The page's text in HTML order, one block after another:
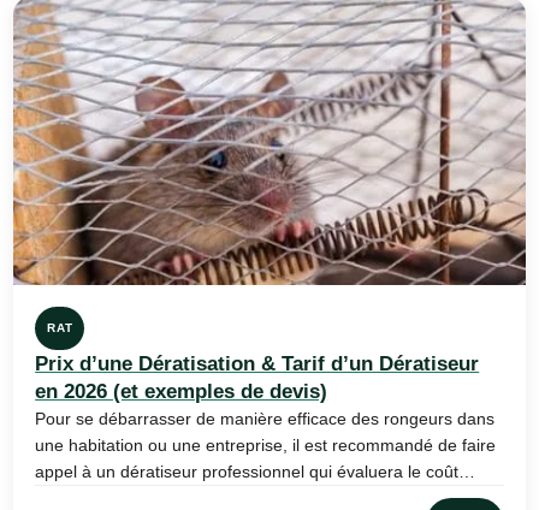
RAT
Prix d’une Dératisation & Tarif d’un Dératiseur
en 2026 (et exemples de devis)
Pour se débarrasser de manière efficace des rongeurs dans
une habitation ou une entreprise, il est recommandé de faire
appel à un dératiseur professionnel qui évaluera le coût…